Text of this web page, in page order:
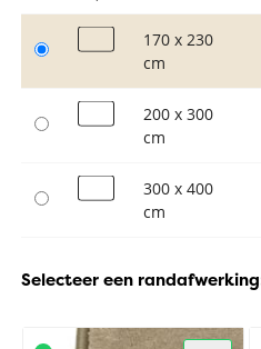
170 x 230
cm
200 x 300
cm
300 x 400
cm
Selecteer een